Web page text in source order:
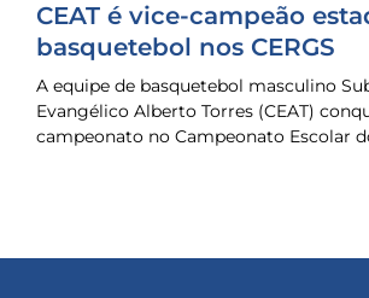
CEAT é vice-campeão
basquetebol nos CERGS
A equipe de basquetebol masculino
Evangélico Alberto Torres (CEAT)
campeonato no Campeonato Escolar